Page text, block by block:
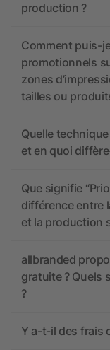
production ?
Comment puis-
promotionnels
zones
tailles ou
Quelle
et en quoi
Que signifie
différence entre
et la production
allbranded
gratuite ? Quels
?
Y a-t-il des frais